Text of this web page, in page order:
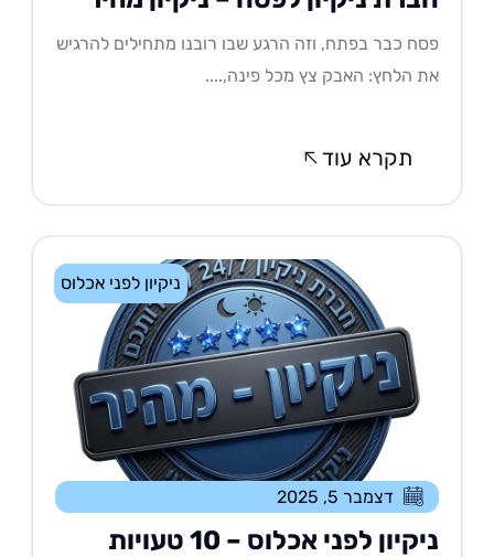
כבר בפתח, וזה הרגע שבו רובנו מתחילים להרגיש
הלחץ: האבק צץ מכל פינה,....
תקרא עוד
ניקיון לפני אכלוס
דצמבר 5, 2025
ניקיון לפני אכלוס – 10 טעויות